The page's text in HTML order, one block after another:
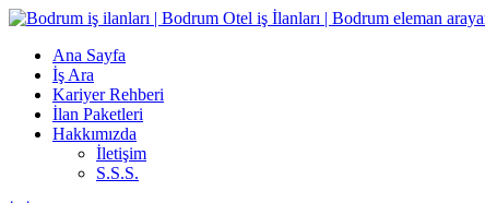
Ana Sayfa
İş Ara
Kariyer Rehberi
İlan Paketleri
Hakkımızda
İletişim
S.S.S.